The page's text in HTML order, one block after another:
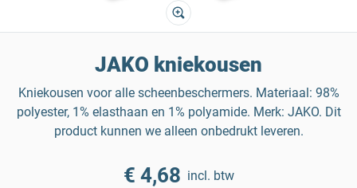
JAKO kniekousen
Kniekousen voor alle scheenbeschermers. Materiaal: 98%
polyester, 1% elasthaan en 1% polyamide. Merk: JAKO. Dit
product kunnen we alleen onbedrukt leveren.
€ 4,68 incl. btw